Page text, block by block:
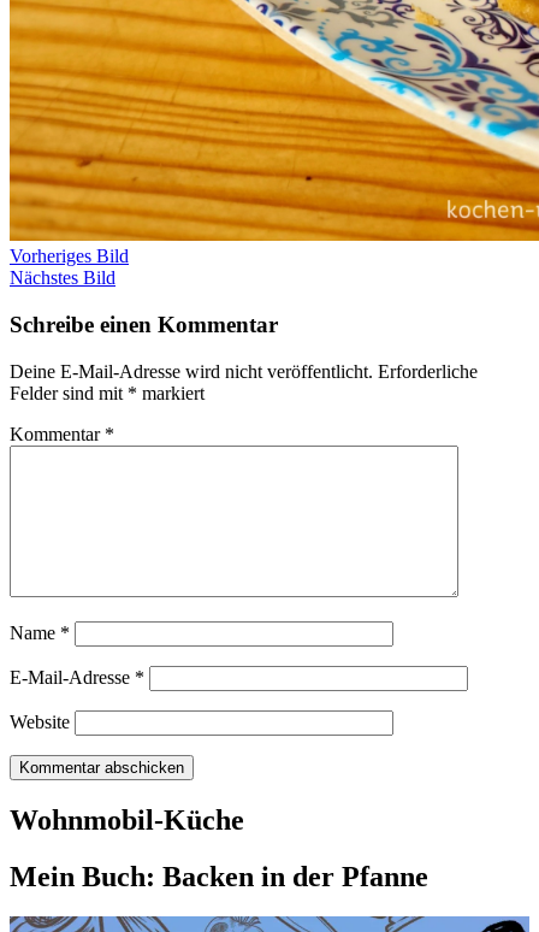
Vorheriges Bild
Nächstes Bild
Schreibe einen Kommentar
Deine E-Mail-Adresse wird nicht veröffentlicht. Erforderliche
Felder sind mit * markiert
Kommentar *
Name *
E-Mail-Adresse *
Website
Wohnmobil-Küche
Mein Buch: Backen in der Pfanne